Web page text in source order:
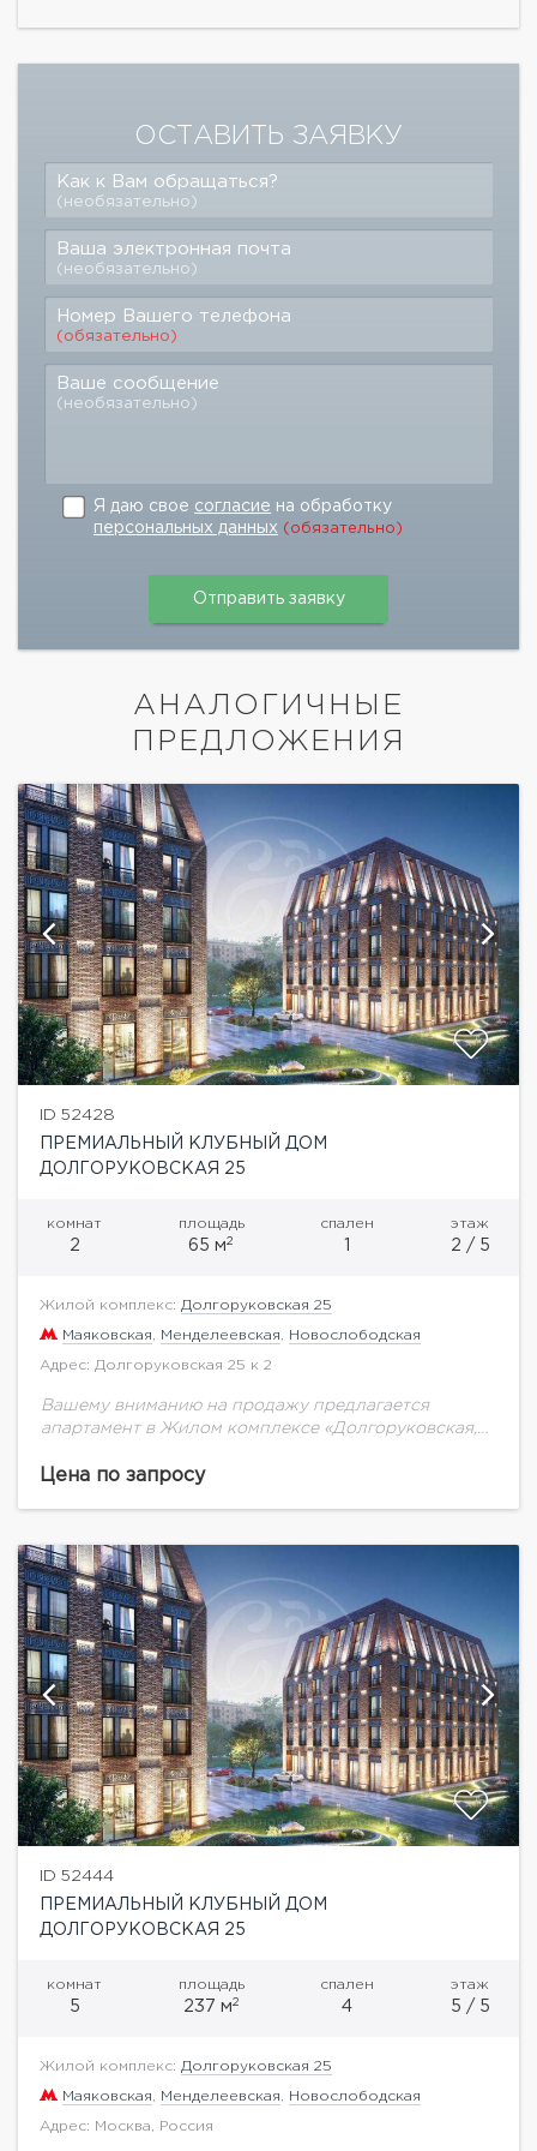
ОСТАВИТЬ ЗАЯВКУ
Как к Вам обращаться?
(необязательно)
Ваша электронная почта
(необязательно)
Номер Вашего телефона
(обязательно)
Ваше сообщение
(необязательно)
Я даю свое согласие на обработку
персональных данных (обязательно)
АНАЛОГИЧНЫЕ
ПРЕДЛОЖЕНИЯ
ID 52428
ПРЕМИАЛЬНЫЙ КЛУБНЫЙ ДОМ
ДОЛГОРУКОВСКАЯ 25
комнат
2
площадь
65 м2
спален
1
этаж
2 / 5
Жилой комплекс: Долгоруковская 25
Маяковская Менделеевская Новослободская
Адрес: Долгоруковская 25 к 2
Вашему вниманию на продажу предлагается
апартамент в Жилом комплексе «Долгоруковская,
комплекс «бизнес-класса» «Долгоруковская, 25»
Цена по запросу
ID 52444
ПРЕМИАЛЬНЫЙ КЛУБНЫЙ ДОМ
ДОЛГОРУКОВСКАЯ 25
комнат
5
площадь
237 м2
спален
4
этаж
5 / 5
Жилой комплекс: Долгоруковская 25
Маяковская Менделеевская Новослободская
Адрес: Москва, Россия